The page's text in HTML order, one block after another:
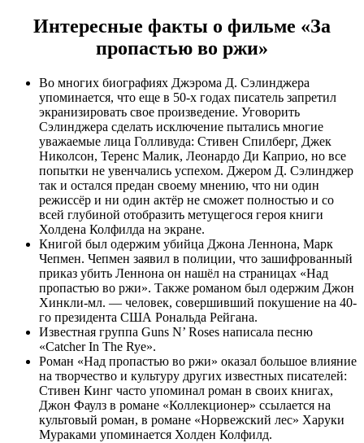
Интересные факты о фильме «За
пропастью во ржи»
Во многих биографиях Джэрома Д. Сэлинджера
упоминается, что еще в 50-х годах писатель запретил
экранизировать свое произведение. Уговорить
Сэлинджера сделать исключение пытались многие
уважаемые лица Голливуда: Стивен Спилберг, Джек
Николсон, Теренс Малик, Леонардо Ди Каприо, но все
попытки не увенчались успехом. Джером Д. Сэлинджер
так и остался предан своему мнению, что ни один
режиссёр и ни один актёр не сможет полностью и со
всей глубиной отобразить метущегося героя книги
Холдена Колфилда на экране.
Книгой был одержим убийца Джона Леннона, Марк
Чепмен. Чепмен заявил в полиции, что зашифрованный
приказ убить Леннона он нашёл на страницах «Над
пропастью во ржи». Также романом был одержим Джон
Хинкли-мл. — человек, совершивший покушение на 40-
го президента США Рональда Рейгана.
Известная группа Guns N’ Roses написала песню
«Catcher In The Rye».
Роман «Над пропастью во ржи» оказал большое влияние
на творчество и культуру других известных писателей:
Стивен Кинг часто упоминал роман в своих книгах,
Джон Фаулз в романе «Коллекционер» ссылается на
культовый роман, в романе «Норвежский лес» Харуки
Мураками упоминается Холден Колфилд.